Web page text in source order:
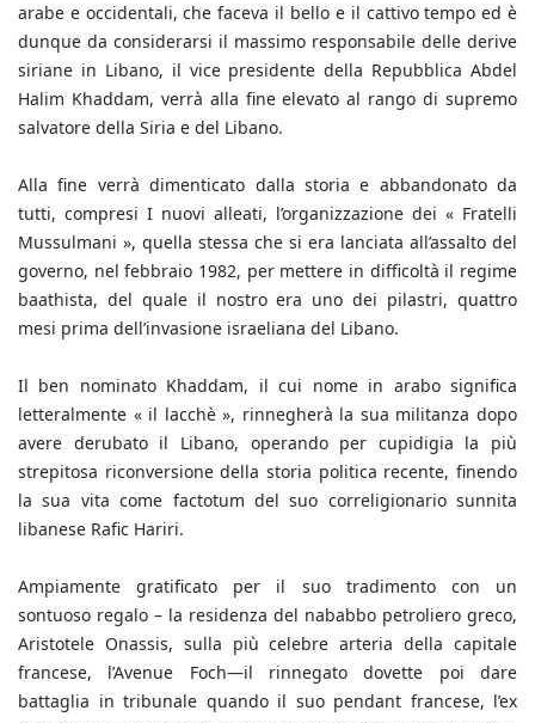
arabe e occidentali, che faceva il bello e il cattivo tempo ed è
dunque da considerarsi il massimo responsabile delle derive
siriane in Libano, il vice presidente della Repubblica Abdel
Halim Khaddam, verrà alla fine elevato al rango di supremo
salvatore della Siria e del Libano.
Alla fine verrà dimenticato dalla storia e abbandonato da
tutti, compresi I nuovi alleati, l’organizzazione dei « Fratelli
Mussulmani », quella stessa che si era lanciata all’assalto del
governo, nel febbraio 1982, per mettere in difficoltà il regime
baathista, del quale il nostro era uno dei pilastri, quattro
mesi prima dell’invasione israeliana del Libano.
Il ben nominato Khaddam, il cui nome in arabo significa
letteralmente « il lacchè », rinnegherà la sua militanza dopo
avere derubato il Libano, operando per cupidigia la più
strepitosa riconversione della storia politica recente, finendo
la sua vita come factotum del suo correligionario sunnita
libanese Rafic Hariri.
Ampiamente gratificato per il suo tradimento con un
sontuoso regalo – la residenza del nababbo petroliero greco,
Aristotele Onassis, sulla più celebre arteria della capitale
francese, l’Avenue Foch—il rinnegato dovette poi dare
battaglia in tribunale quando il suo pendant francese, l’ex